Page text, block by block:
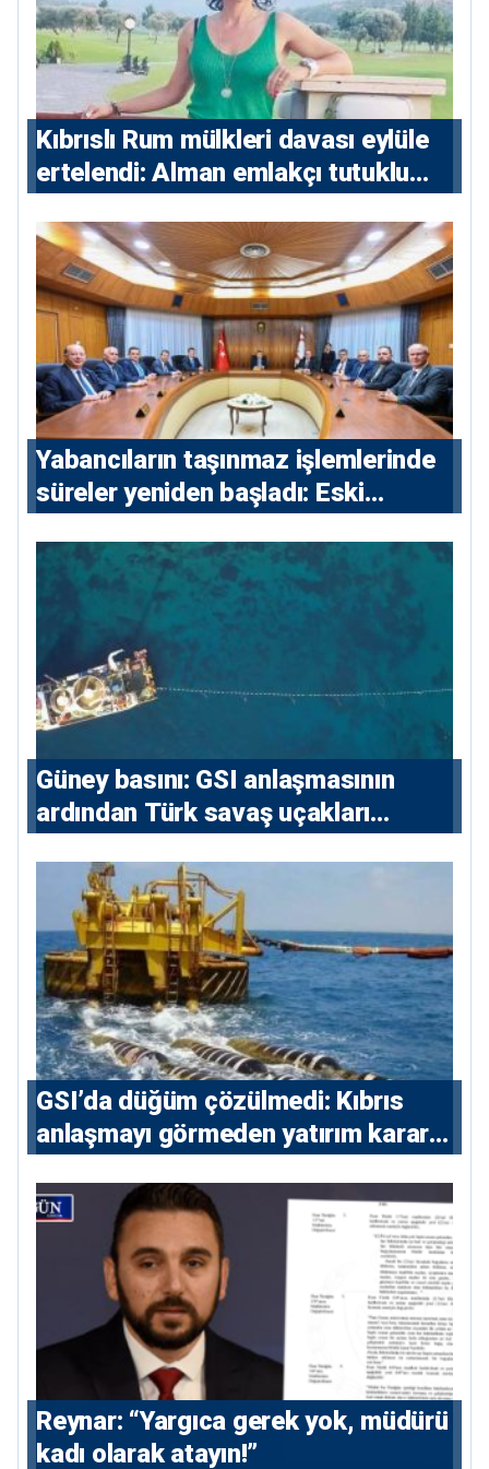
Kıbrıslı Rum mülkleri davası eylüle
ertelendi: Alman emlakçı tutuklu
Yabancıların taşınmaz işlemlerinde
süreler yeniden başladı: Eski
konutlara 36 ay
Güney basını: ⁠GSI anlaşmasının
ardından Türk savaş uçakları
GSI’da düğüm çözülmedi: Kıbrıs
anlaşmayı görmeden yatırım kararı
Reynar: “Yargıca gerek yok, müdürü
kadı olarak atayın!”